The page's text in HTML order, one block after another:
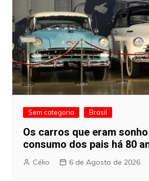
Sem categoria Brasil
Os carros que eram
consumo dos pais há 80
Célio 6 de Agosto de 2026